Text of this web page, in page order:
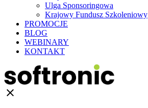
Ulga Sponsoringowa
Krajowy Fundusz Szkoleniowy
PROMOCJE
BLOG
WEBINARY
KONTAKT
clear